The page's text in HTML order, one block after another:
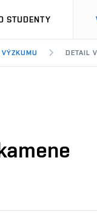
STUDENTY
DETAIL